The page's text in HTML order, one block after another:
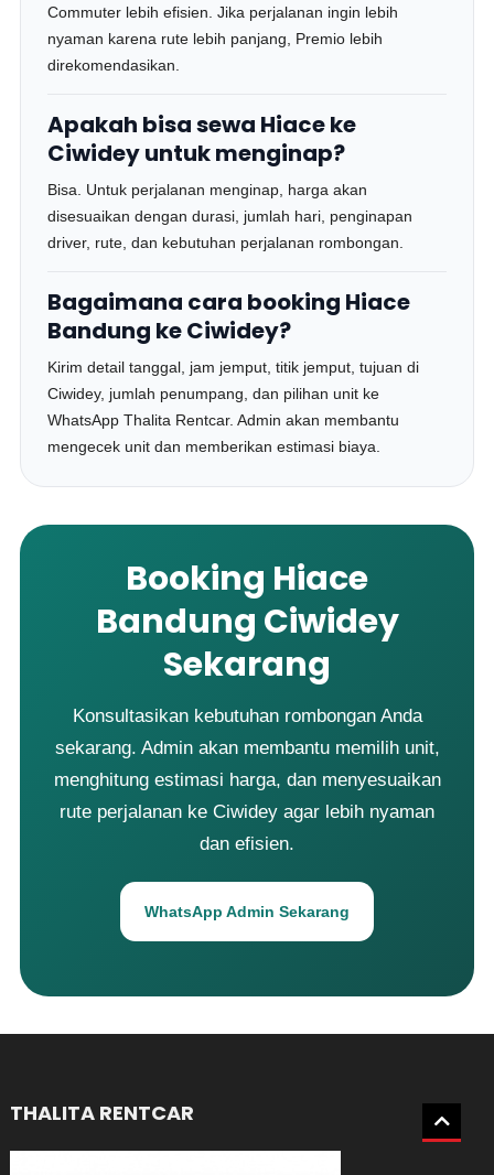
Commuter lebih efisien. Jika perjalanan ingin lebih
nyaman karena rute lebih panjang, Premio lebih
direkomendasikan.
Apakah bisa sewa Hiace ke
Ciwidey untuk menginap?
Bisa. Untuk perjalanan menginap, harga akan
disesuaikan dengan durasi, jumlah hari, penginapan
driver, rute, dan kebutuhan perjalanan rombongan.
Bagaimana cara booking Hiace
Bandung ke Ciwidey?
Kirim detail tanggal, jam jemput, titik jemput, tujuan di
Ciwidey, jumlah penumpang, dan pilihan unit ke
WhatsApp Thalita Rentcar. Admin akan membantu
mengecek unit dan memberikan estimasi biaya.
Booking Hiace
Bandung Ciwidey
Sekarang
Konsultasikan kebutuhan rombongan Anda
sekarang. Admin akan membantu memilih unit,
menghitung estimasi harga, dan menyesuaikan
rute perjalanan ke Ciwidey agar lebih nyaman
dan efisien.
WhatsApp Admin Sekarang
THALITA RENTCAR